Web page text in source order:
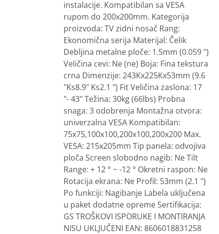
instalacije. Kompatibilan sa VESA
rupom do 200x200mm. Kategorija
proizvoda: TV zidni nosač Rang:
Ekonomična serija Materijal: Čelik
Debljina metalne ploče: 1.5mm (0.059 ")
Veličina cevi: Ne (ne) Boja: Fina tekstura
crna Dimenzije: 243Kx225Kx53mm (9.6
"Ks8.9" Ks2.1 ") Fit Veličina zaslona: 17
"- 43" Težina: 30kg (66lbs) Probna
snaga: 3 odobrenja Montažna otvora:
univerzalna VESA Kompatibilan:
75x75,100x100,200x100,200x200 Max.
VESA: 215x205mm Tip panela: odvojiva
ploča Screen slobodno nagib: Ne Tilt
Range: + 12 ° ~ -12 ° Okretni raspon: Ne
Rotacija ekrana: Ne Profil: 53mm (2.1 ")
Po funkciji: Nagibanje Labela uključena
u paket dodatne opreme Sertifikacija:
GS TROŠKOVI ISPORUKE I MONTIRANJA
NISU UKLJUČENI EAN: 8606018831258